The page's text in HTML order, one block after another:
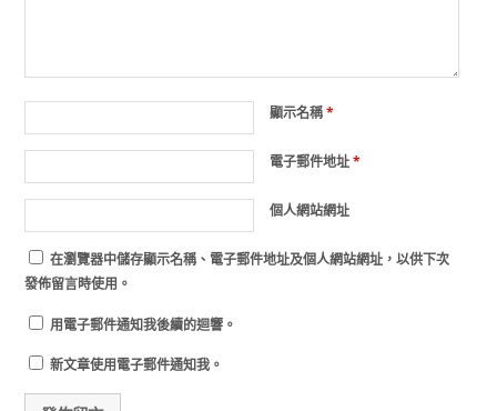
顯示名稱*
電子郵件地址*
個人網站網址
在瀏覽器中儲存顯示名稱、電子郵件地址及個人網站網址，以供下次
發佈留言時使用。
用電子郵件通知我後續的迴響。
新文章使用電子郵件通知我。